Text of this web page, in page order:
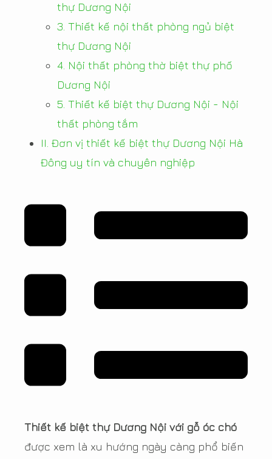
thự Dương Nội
3. Thiết kế nội thất phòng ngủ biệt
thự Dương Nội
4. Nội thất phòng thờ biệt thự phố
Dương Nội
5. Thiết kế biệt thự Dương Nội - Nội
thất phòng tắm
II. Đơn vị thiết kế biệt thự Dương Nội Hà
Đông uy tín và chuyên nghiệp
Thiết kế biệt thự Dương Nội với gỗ óc chó
được xem là xu hướng ngày càng phổ biến